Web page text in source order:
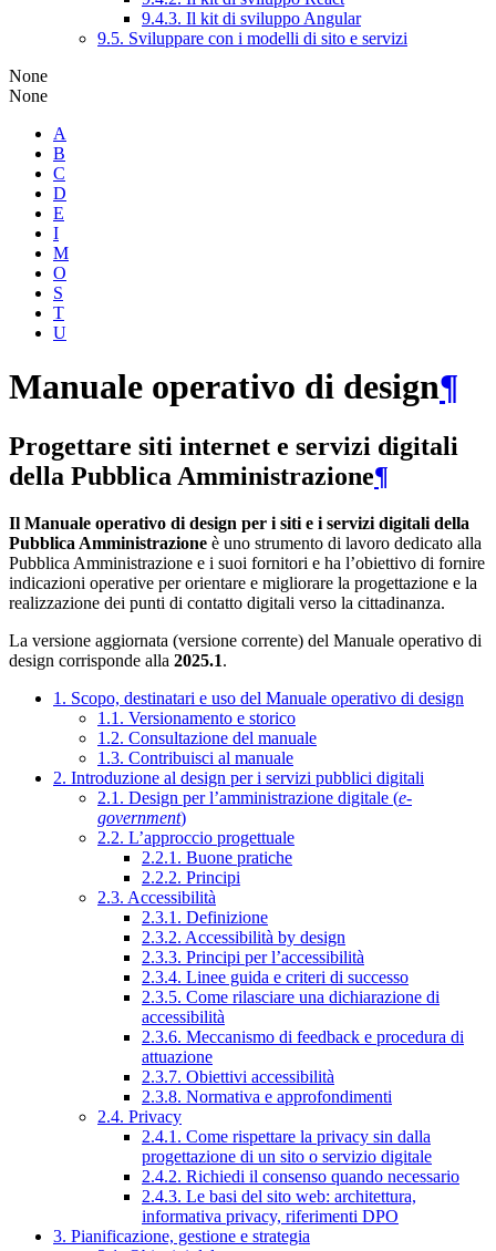
9.4.3. Il kit di sviluppo Angular
9.5. Sviluppare con i modelli di sito e servizi
None
None
A
B
C
D
E
I
M
O
S
T
U
Manuale operativo di design¶
Progettare siti internet e servizi digitali
della Pubblica Amministrazione¶
Il Manuale operativo di design per i siti e i servizi digitali della
Pubblica Amministrazione è uno strumento di lavoro dedicato alla
Pubblica Amministrazione e i suoi fornitori e ha l’obiettivo di fornire
indicazioni operative per orientare e migliorare la progettazione e la
realizzazione dei punti di contatto digitali verso la cittadinanza.
La versione aggiornata (versione corrente) del Manuale operativo di
design corrisponde alla 2025.1.
1. Scopo, destinatari e uso del Manuale operativo di design
1.1. Versionamento e storico
1.2. Consultazione del manuale
1.3. Contribuisci al manuale
2. Introduzione al design per i servizi pubblici digitali
2.1. Design per l’amministrazione digitale (e-
government)
2.2. L’approccio progettuale
2.2.1. Buone pratiche
2.2.2. Principi
2.3. Accessibilità
2.3.1. Definizione
2.3.2. Accessibilità by design
2.3.3. Principi per l’accessibilità
2.3.4. Linee guida e criteri di successo
2.3.5. Come rilasciare una dichiarazione di
accessibilità
2.3.6. Meccanismo di feedback e procedura di
attuazione
2.3.7. Obiettivi accessibilità
2.3.8. Normativa e approfondimenti
2.4. Privacy
2.4.1. Come rispettare la privacy sin dalla
progettazione di un sito o servizio digitale
2.4.2. Richiedi il consenso quando necessario
2.4.3. Le basi del sito web: architettura,
informativa privacy, riferimenti DPO
3. Pianificazione, gestione e strategia